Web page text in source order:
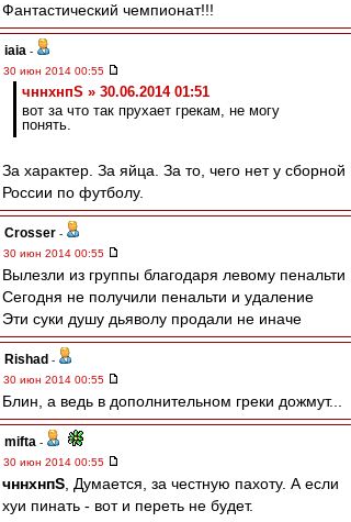
Фантастический чемпионат!!!
iaia -
30 июн 2014 00:55
чннхнпS » 30.06.2014 01:51
вот за что так прухает грекам, не могу
понять.
За характер. За яйца. За то, чего нет у сборной
России по футболу.
Crosser -
30 июн 2014 00:55
Вылезли из группы благодаря левому пенальти
Сегодня не получили пенальти и удаление
Эти суки душу дьяволу продали не иначе
Rishad -
30 июн 2014 00:55
Блин, а ведь в дополнительном греки дожмут...
mifta -
30 июн 2014 00:55
чннхнпS , Думается, за честную пахоту. А если
хуи пинать - вот и переть не будет.